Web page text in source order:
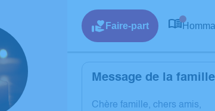
Faire-part
Message de la famille
Chère famille, chers amis,